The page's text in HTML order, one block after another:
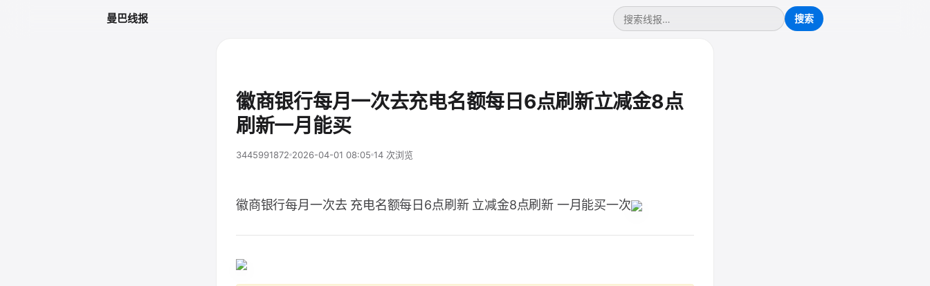
曼巴线报
徽商银行每月一次去充电名额每日6点刷新立减金8点
刷新一月能买
3445991872 2026-04-01 08:05 14 次浏览
徽商银行每月一次去 充电名额每日6点刷新 立减金8点刷新 一月能买一次